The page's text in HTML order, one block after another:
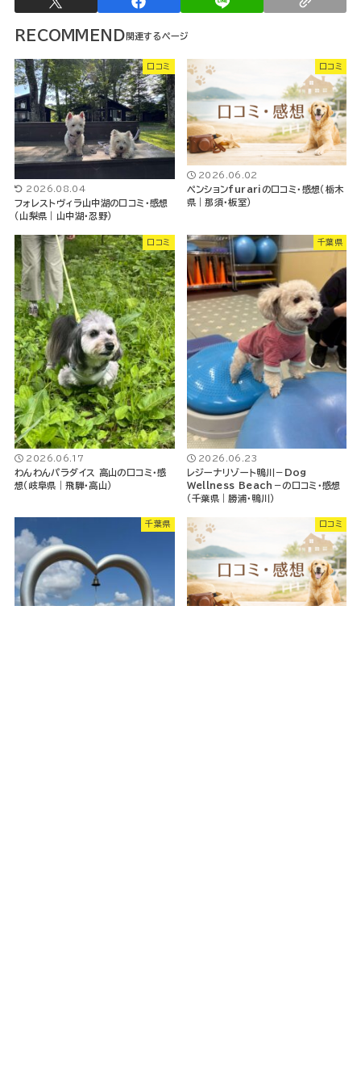
RECOMMEND
口コミ
2026.08.04
フォレストヴィラ山中湖の口コミ・感想
（山梨県｜山中湖・忍野）
口コミ
2026.06.02
ペンションfurariの口コミ・感想（栃木
県｜那須・板室）
口コミ
2026.06.17
わんわんパラダイス 高山の口コミ・感
想（岐阜県｜飛騨・高山）
千葉県
2026.06.23
レジーナリゾート鴨川－Dog
Wellness Beach－の口コミ・感想
（千葉県｜勝浦・鴨川）
千葉県 口コミ